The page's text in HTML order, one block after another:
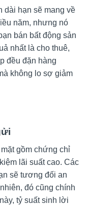
dài hạn sẽ mang về
năm, nhưng nó
bán bất động sản
nhất là cho thuê,
đều đặn hàng
không lo sợ giảm
gồm chứng chỉ
lãi suất cao. Các
sẽ tương đối an
đó cũng chính
tỷ suất sinh lời